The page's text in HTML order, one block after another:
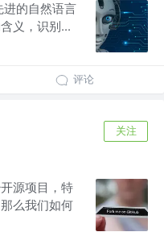
的自然语言
义，识别...
评论
关注
源项目，特
么我们如何